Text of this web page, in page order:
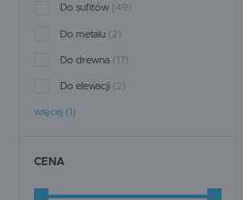
Do sufitów (49)
Do metalu (2)
Do drewna (17)
Do elewacji (2)
więcej (1)
CENA